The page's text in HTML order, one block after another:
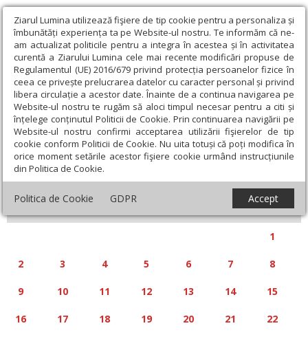
Ziarul Lumina utilizează fişiere de tip cookie pentru a personaliza și
îmbunătăți experiența ta pe Website-ul nostru. Te informăm că ne-
am actualizat politicile pentru a integra în acestea și în activitatea
curentă a Ziarului Lumina cele mai recente modificări propuse de
Regulamentul (UE) 2016/679 privind protecția persoanelor fizice în
ceea ce privește prelucrarea datelor cu caracter personal și privind
libera circulație a acestor date. Înainte de a continua navigarea pe
Website-ul nostru te rugăm să aloci timpul necesar pentru a citi și
înțelege conținutul Politicii de Cookie. Prin continuarea navigării pe
Website-ul nostru confirmi acceptarea utilizării fişierelor de tip
cookie conform Politicii de Cookie. Nu uita totuși că poți modifica în
orice moment setările acestor fişiere cookie urmând instrucțiunile
din Politica de Cookie.
Politica de Cookie GDPR Accept
Calendar articole
« »
DECEMBRIE 2019
S D
1
2 3 4 5 6 7 8
9 10 11 12 13 14 15
16 17 18 19 20 21 22